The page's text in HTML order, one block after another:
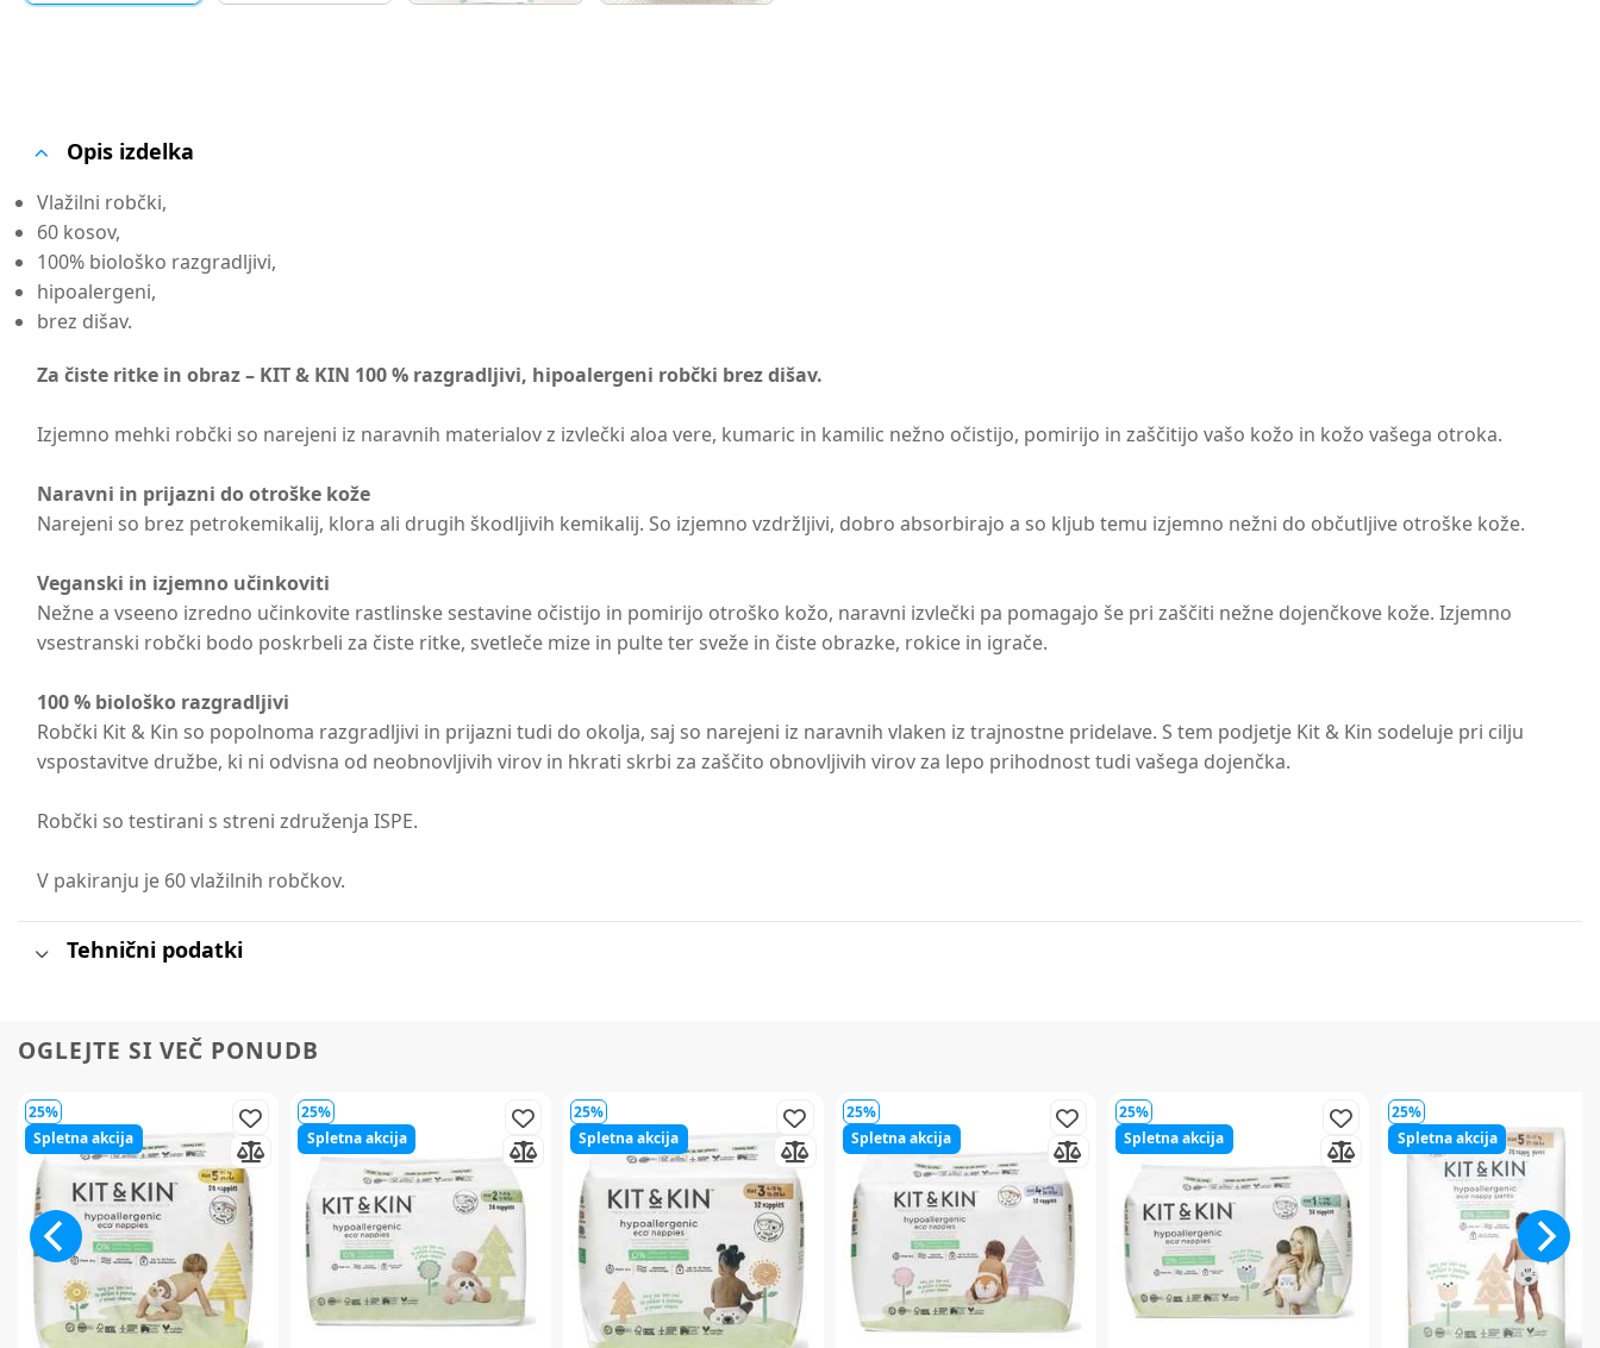
Opis izdelka
Vlažilni robčki,
60 kosov,
100% biološko razgradljivi,
hipoalergeni,
brez dišav.
Za čiste ritke in obraz – KIT & KIN 100 % razgradljivi, hipoalergeni robčki brez dišav.
Izjemno mehki robčki so narejeni iz naravnih materialov z izvlečki aloa vere, kumaric in kamilic nežno očistijo, pomirijo in zaščitijo vašo kožo in kožo vašega otroka.
Naravni in prijazni do otroške kože
Narejeni so brez petrokemikalij, klora ali drugih škodljivih kemikalij. So izjemno vzdržljivi, dobro absorbirajo a so kljub temu izjemno nežni do občutljive otroške kože.
Veganski in izjemno učinkoviti
Nežne a vseeno izredno učinkovite rastlinske sestavine očistijo in pomirijo otroško kožo, naravni izvlečki pa pomagajo še pri zaščiti nežne dojenčkove kože. Izjemno
vsestranski robčki bodo poskrbeli za čiste ritke, svetleče mize in pulte ter sveže in čiste obrazke, rokice in igrače.
100 % biološko razgradljivi
Robčki Kit & Kin so popolnoma razgradljivi in prijazni tudi do okolja, saj so narejeni iz naravnih vlaken iz trajnostne pridelave. S tem podjetje Kit & Kin sodeluje pri cilju
vspostavitve družbe, ki ni odvisna od neobnovljivih virov in hkrati skrbi za zaščito obnovljivih virov za lepo prihodnost tudi vašega dojenčka.
Robčki so testirani s streni združenja ISPE.
V pakiranju je 60 vlažilnih robčkov.
Tehnični podatki
OGLEJTE SI VEČ PONUDB
25%
Spletna akcija
25%
Spletna akcija
25%
Spletna akcija
25%
Spletna akcija
25%
Spletna akcija
25%
Spletna akcija